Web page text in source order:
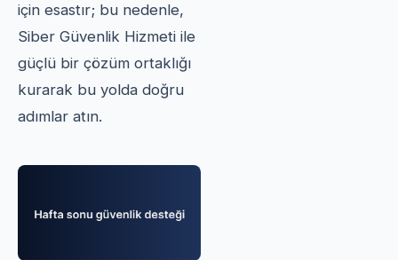
için esastır; bu nedenle,
Siber Güvenlik Hizmeti ile
güçlü bir çözüm ortaklığı
kurarak bu yolda doğru
adımlar atın.